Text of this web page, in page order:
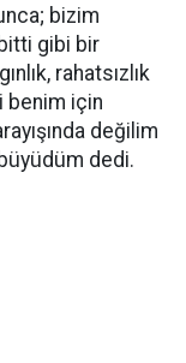
bizim
gibi bir
rahatsızlık
benim için
değilim
dedi.